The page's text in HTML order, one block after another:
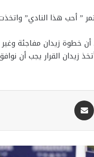
” أحب هذا النادي” واتخذت
أن خطوة زيدان مفاجئة
زيدان القرار يجب أن
ماسنجر